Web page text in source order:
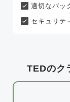
適切なバッ
セキュリテ
TEDのク